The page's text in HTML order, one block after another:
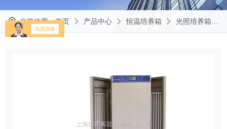
当前位置：首页 产品中心 恒温培养箱 光照培养箱